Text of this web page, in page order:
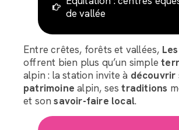
de vallée
Entre crêtes, forêts et vallées,
offrent bien plus qu’un simple
alpin : la station invite à découvrir
patrimoine alpin, sestraditions
et sonsavoir-faire local.